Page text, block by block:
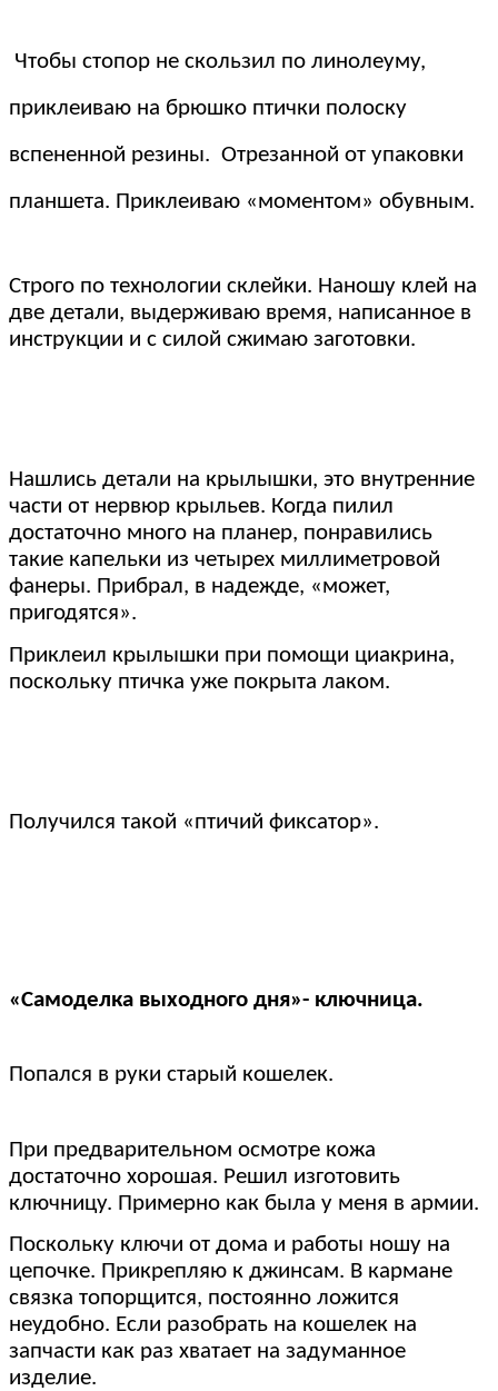
Чтобы стопор не скользил по линолеуму,
приклеиваю на брюшко птички полоску
вспененной резины. Отрезанной от упаковки
планшета. Приклеиваю «моментом» обувным.
Строго по технологии склейки. Наношу клей на
две детали, выдерживаю время, написанное в
инструкции и с силой сжимаю заготовки.
Нашлись детали на крылышки, это внутренние
части от нервюр крыльев. Когда пилил
достаточно много на планер, понравились
такие капельки из четырех миллиметровой
фанеры. Прибрал, в надежде, «может,
пригодятся».
Приклеил крылышки при помощи циакрина,
поскольку птичка уже покрыта лаком.
Получился такой «птичий фиксатор».
«Самоделка выходного дня»- ключница.
Попался в руки старый кошелек.
При предварительном осмотре кожа
достаточно хорошая. Решил изготовить
ключницу. Примерно как была у меня в армии.
Поскольку ключи от дома и работы ношу на
цепочке. Прикрепляю к джинсам. В кармане
связка топорщится, постоянно ложится
неудобно. Если разобрать на кошелек на
запчасти как раз хватает на задуманное
изделие.